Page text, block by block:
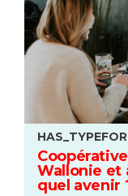
Wallonie et
quel avenir